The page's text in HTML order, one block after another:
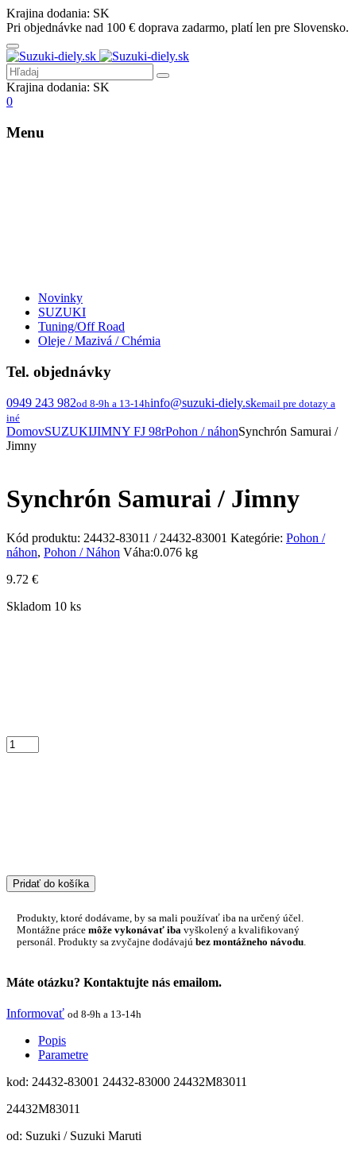
Krajina dodania: SK
Pri objednávke nad 100 € doprava zadarmo, platí len pre Slovensko.
Krajina dodania: SK
0
Menu
Novinky
SUZUKI
Tuning/Off Road
Oleje / Mazivá / Chémia
Tel. objednávky
0949 243 982od 8-9h a 13-14hinfo@suzuki-diely.skemail pre dotazy a
iné
DomovSUZUKIJIMNY FJ 98rPohon / náhonSynchrón Samurai /
Jimny
Synchrón Samurai / Jimny
Kód produktu: 24432-83011 / 24432-83001 Kategórie: Pohon /
náhon, Pohon / Náhon Váha:0.076 kg
9.72 €
Skladom 10 ks
Pridať do košíka
Produkty, ktoré dodávame, by sa mali používať iba na určený účel.
Montážne práce môže vykonávať iba vyškolený a kvalifikovaný
personál. Produkty sa zvyčajne dodávajú bez montážneho návodu
Máte otázku? Kontaktujte nás emailom.
Informovať od 8-9h a 13-14h
Popis
Parametre
kod: 24432-83001 24432-83000 24432M83011
24432M83011
od: Suzuki / Suzuki Maruti